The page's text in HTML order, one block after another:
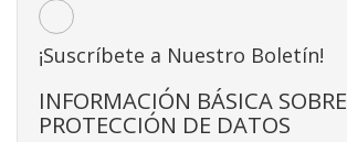
¡Suscríbete a Nuestro Boletín!
INFORMACIÓN BÁSICA SOBRE
PROTECCIÓN DE DATOS